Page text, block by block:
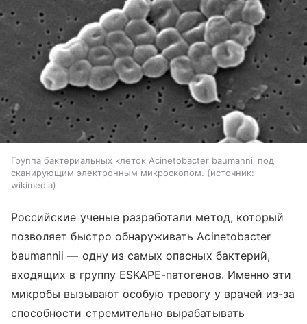
Группа бактериальных клеток Acinetobacter baumannii под
сканирующим электронным микроскопом.
источник:
wikimedia
Российские ученые разработали метод, который
позволяет быстро обнаруживать Acinetobacter
baumannii — одну из самых опасных бактерий,
входящих в группу ESKAPE-патогенов. Именно эти
микробы вызывают особую тревогу у врачей из-за
способности стремительно вырабатывать